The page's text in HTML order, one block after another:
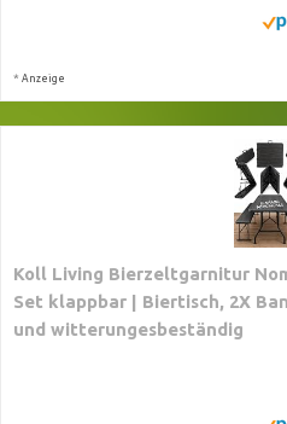
* Anzeige
Koll Living Bierzeltgarnitur
Set klappbar | Biertisch, 2X
und witterungesbeständig